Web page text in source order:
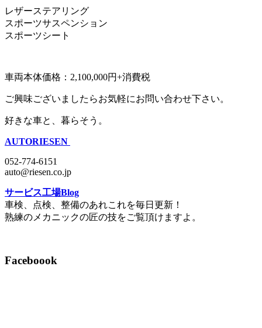
レザーステアリング
スポーツサスペンション
スポーツシート
車両本体価格：2,100,000円+消費税
ご興味ございましたらお気軽にお問い合わせ下さい。
好きな車と、暮らそう。
AUTORIESEN
052-774-6151
auto@riesen.co.jp
サービス工場Blog
車検、点検、整備のあれこれを毎日更新！
熟練のメカニックの匠の技をご覧頂けますよ。
Faceboook